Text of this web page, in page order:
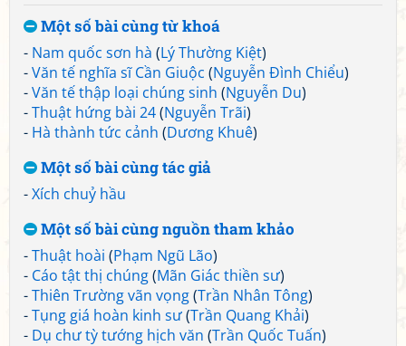
Một số bài cùng từ khoá
- Nam quốc sơn hà (Lý Thường Kiệt)
-Văn tế nghĩa sĩ Cần Giuộc (Nguyễn Đình Chiểu)
-Văn tế thập loại chúng sinh (Nguyễn Du)
-Thuật hứng bài 24(Nguyễn Trãi)
- Hà thành tức cảnh (Dương Khuê)
Một số bài cùng tác giả
-Xích chuỷ hầu
Một số bài cùng nguồn tham khảo
-Thuật hoài (Phạm Ngũ Lão)
- Cáo tật thị chúng(Mãn Giác thiền sư)
-Thiên Trường vãn vọng(Trần Nhân Tông)
-Tụng giá hoàn kinh sư(Trần Quang Khải)
- Dụ chư tỳ tướng hịch văn (Trần Quốc Tuấn)